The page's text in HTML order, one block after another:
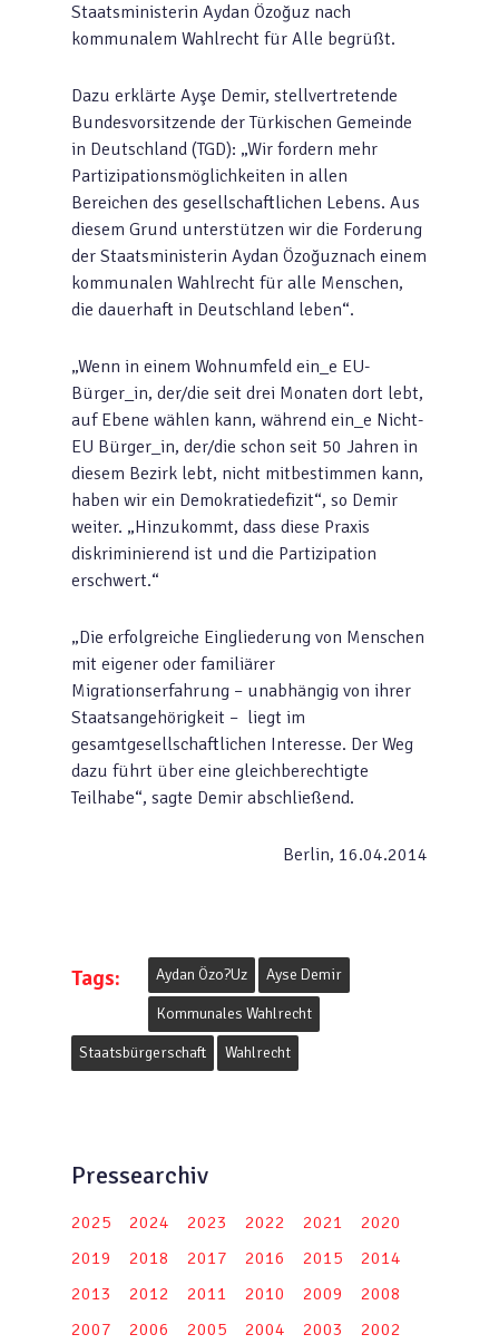
Staatsministerin Aydan Özoğuz nach
kommunalem Wahlrecht für Alle begrüßt.
Dazu erklärte Ayşe Demir, stellvertretende
Bundesvorsitzende der Türkischen Gemeinde
in Deutschland (TGD): „Wir fordern mehr
Partizipationsmöglichkeiten in allen
Bereichen des gesellschaftlichen Lebens. Aus
diesem Grund unterstützen wir die Forderung
der Staatsministerin Aydan Özoğuznach einem
kommunalen Wahlrecht für alle Menschen,
die dauerhaft in Deutschland leben“.
„Wenn in einem Wohnumfeld ein_e EU-
Bürger_in, der/die seit drei Monaten dort lebt,
auf Ebene wählen kann, während ein_e Nicht-
EU Bürger_in, der/die schon seit 50 Jahren in
diesem Bezirk lebt, nicht mitbestimmen kann,
haben wir ein Demokratiedefizit“, so Demir
weiter. „Hinzukommt, dass diese Praxis
diskriminierend ist und die Partizipation
erschwert.“
„Die erfolgreiche Eingliederung von Menschen
mit eigener oder familiärer
Migrationserfahrung – unabhängig von ihrer
Staatsangehörigkeit – liegt im
gesamtgesellschaftli­chen Interesse. Der Weg
dazu führt über eine gleichberechtigte
Teilhabe“, sagte Demir abschließend.
Berlin, 16.04.2014
Tags: Aydan Özo?uz Ayse Demir
Kommunales Wahlrecht
Staatsbürgerschaft Wahlrecht
Pressearchiv
2025 2024 2023 2022 2021
2020
2019
2018 2017 2016 2015
2014
2013
2012 2011 2010 2009
2008
2007
2006 2005 2004 2003
2002